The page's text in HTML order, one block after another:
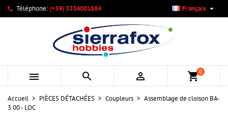
Téléphone:(+39) 3334001884 Français 
   shopping_cart0
Accueil PIÈCES DÉTACHÉES Coupleurs
Assemblage de cloison BA-
3.00 - LOC
Mes listes d'envies ×
Créer une nouvelle liste
Créer une liste d'envies ×
Nom de la liste d'envies
Annuler Créer une liste d'envies
Connexion ×
Vous devez être connecté pour ajouter des produits à votre
liste d'envies.
Annuler Connexion